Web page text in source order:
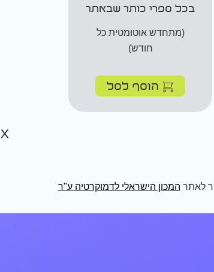
בכל ספרי כותר שבאתר
(מתחדש אוטומטית כל
חודש)
הוסף לסל
לאתר המכון הישראלי לדמוקרטיה ע"ר